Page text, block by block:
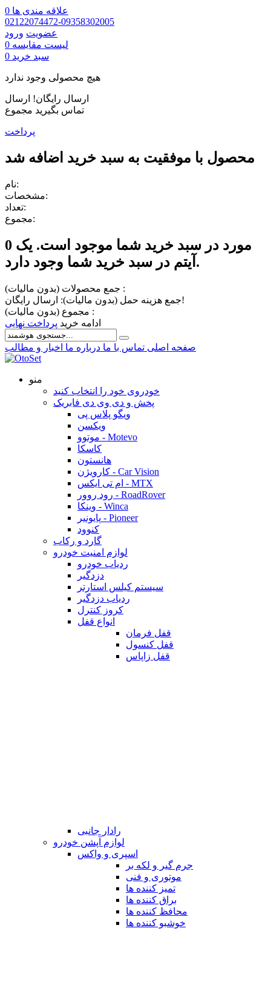
علاقه مندی ها 0
02122074472-09358302005
عضویت ورود
لیست مقایسه 0
سبد خرید 0
هیچ محصولی وجود ندارد
ارسال رایگان! ارسال
تماس بگیرید مجموع
پرداخت
محصول با موفقیت به سبد خرید اضافه شد
نام:
مشخصات:
تعداد:
مجموع:
0 مورد در سبد خرید شما موجود است. یک
آیتم در سبد خرید شما وجود دارد.
جمع محصولات (بدون مالیات) :
جمع هزینه حمل (بدون مالیات):ارسال رایگان!
مجموع (بدون مالیات) :
ادامه خرید پرداخت نهایی
صفحه اصلی تماس با ما درباره ما اخبار و مطالب
منو
خودروی خود را انتخاب کنید
پخش و دی وی دی فابریک
ویگو پلاس پی
ویکسن
موتوو - Motevo
کاسکا
هانستون
کارویژن - Car Vision
ام تی ایکس - MTX
رود روور - RoadRover
وینکا - Winca
پایونیر - Pioneer
کنوود
گارد و رکاب
لوازم امنیت خودرو
ردیاب خودرو
دزدگیر
سیستم کیلس استارتر
ردیاب دزدگیر
کروز کنترل
انواع قفل
قفل فرمان
قفل کنسول
قفل زاپاس
رادار جانبی
لوازم آپشن خودرو
اسپری و واکس
جرم گیر و لکه بر
موتوری و فنی
تمیز کننده ها
براق کننده ها
محافظ کننده ها
خوشبو کننده ها